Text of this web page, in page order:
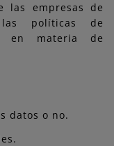
las empresas de
las políticas de
en materia de
datos o no.